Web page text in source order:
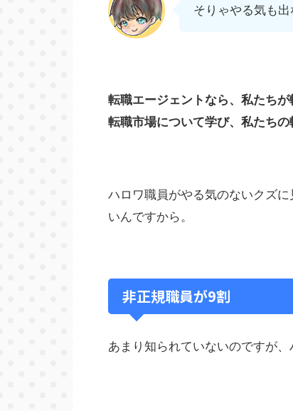
そりゃやる気も
転職エージェントなら、私たち
転職市場について学び、私たちの
ハロワ職員がやる気のないクズ
いんですから。
非正規職員が9割
あまり知られていないのですが